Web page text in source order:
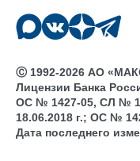
Ⓒ 1992-2026 АО
Лицензии Банка
ОС № 1427-05, СЛ №
18.06.2018 г.; ОС №
Дата последнего